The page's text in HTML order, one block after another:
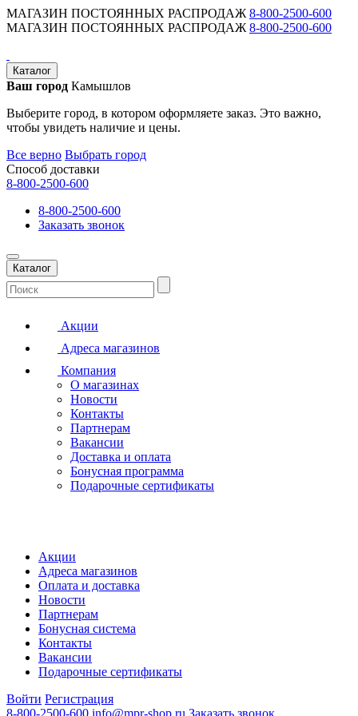
МАГАЗИН ПОСТОЯННЫХ РАСПРОДАЖ 8-800-2500-600
МАГАЗИН ПОСТОЯННЫХ РАСПРОДАЖ 8-800-2500-600
Каталог
Ваш город Камышлов
Выберите город, в котором оформляете заказ. Это важно,
чтобы увидеть наличие и цены.
Все верно Выбрать город
Способ доставки
8-800-2500-600
8-800-2500-600
Заказать звонок
Каталог
Акции
Адреса магазинов
Компания
О магазинах
Новости
Контакты
Партнерам
Вакансии
Доставка и оплата
Бонусная программа
Подарочные сертификаты
Акции
Адреса магазинов
Оплата и доставка
Новости
Партнерам
Бонусная система
Контакты
Вакансии
Подарочные сертификаты
Войти Регистрация
8-800-2500-600 info@mpr-shop.ru Заказать звонок